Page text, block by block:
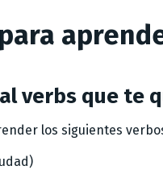
verbs que te
los siguientes